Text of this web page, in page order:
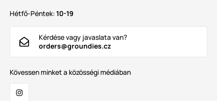
Hétfő-Péntek: 10-19
Kérdése vagy javaslata van?
orders@groundies.cz
Kövessen minket a közösségi médiában